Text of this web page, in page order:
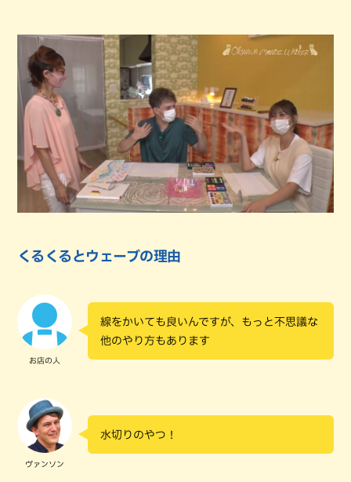
くるくるとウェーブの理由
お店の人
線をかいても良いんですが、もっと不思議な
他のやり方もあります
ヴァンソン
水切りのやつ！